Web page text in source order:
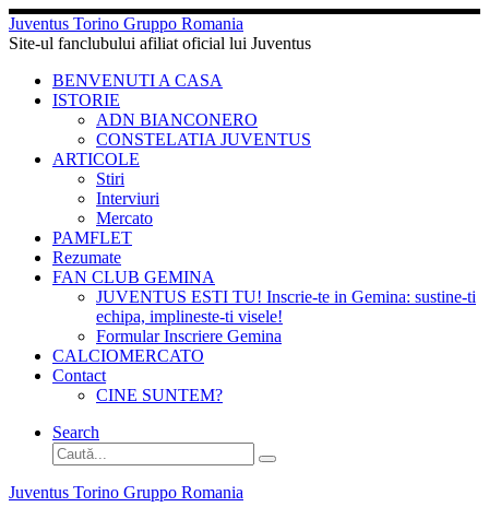
Sari
la
Juventus Torino Gruppo Romania
Site-ul fanclubului afiliat oficial lui Juventus
BENVENUTI A CASA
ISTORIE
ADN BIANCONERO
CONSTELATIA JUVENTUS
ARTICOLE
Stiri
Interviuri
Mercato
PAMFLET
Rezumate
FAN CLUB GEMINA
JUVENTUS ESTI TU! Inscrie-te in Gemina: sustine-ti
echipa, implineste-ti visele!
Formular Inscriere Gemina
CALCIOMERCATO
Contact
CINE SUNTEM?
Search
Căutare
Caută...
Juventus Torino Gruppo Romania